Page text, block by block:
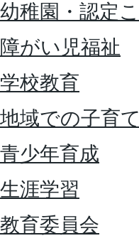
幼稚園・認定
障がい児福祉
学校教育
地域での子育て
青少年育成
生涯学習
教育委員会